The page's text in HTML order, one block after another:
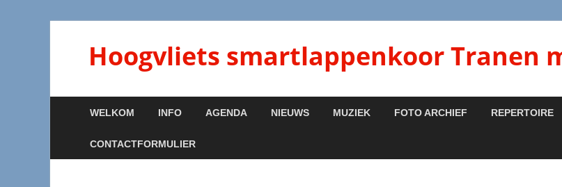
Hoogvliets smartlappenkoor Tranen
WELKOM INFO AGENDA NIEUWS MUZIEK FOTO ARCHIEF REPERTOIRE
CONTACTFORMULIER